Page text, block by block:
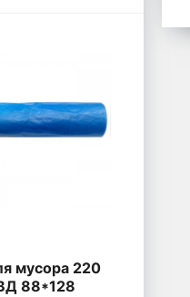
мусора 220
88*128